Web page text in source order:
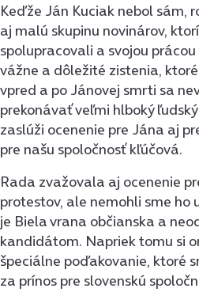
Keďže Ján Kuciak nebol sám,
aj malú skupinu novinárov,
spolupracovali a svojou
vážne a dôležité zistenia,
vpred a po Jánovej smrti sa
prekonávať veľmi hlboký
zaslúži ocenenie pre Jána aj
pre našu spoločnosť kľúčová.
Rada zvažovala aj ocenenie
protestov, ale nemohli sme
je Biela vrana občianska a
kandidátom. Napriek tomu si
špeciálne poďakovanie, ktoré
za prínos pre slovenskú